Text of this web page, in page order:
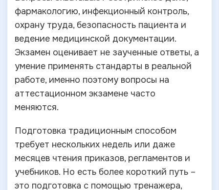
фармакологию, инфекционный контроль,
охрану труда, безопасность пациента и
ведение медицинской документации.
Экзамен оценивает не заученные ответы, а
умение применять стандарты в реальной
работе, именно поэтому вопросы на
аттестационном экзамене часто
меняются.
Подготовка традиционным способом
требует нескольких недель или даже
месяцев чтения приказов, регламентов и
учебников. Но есть более короткий путь –
это подготовка с помощью тренажера,